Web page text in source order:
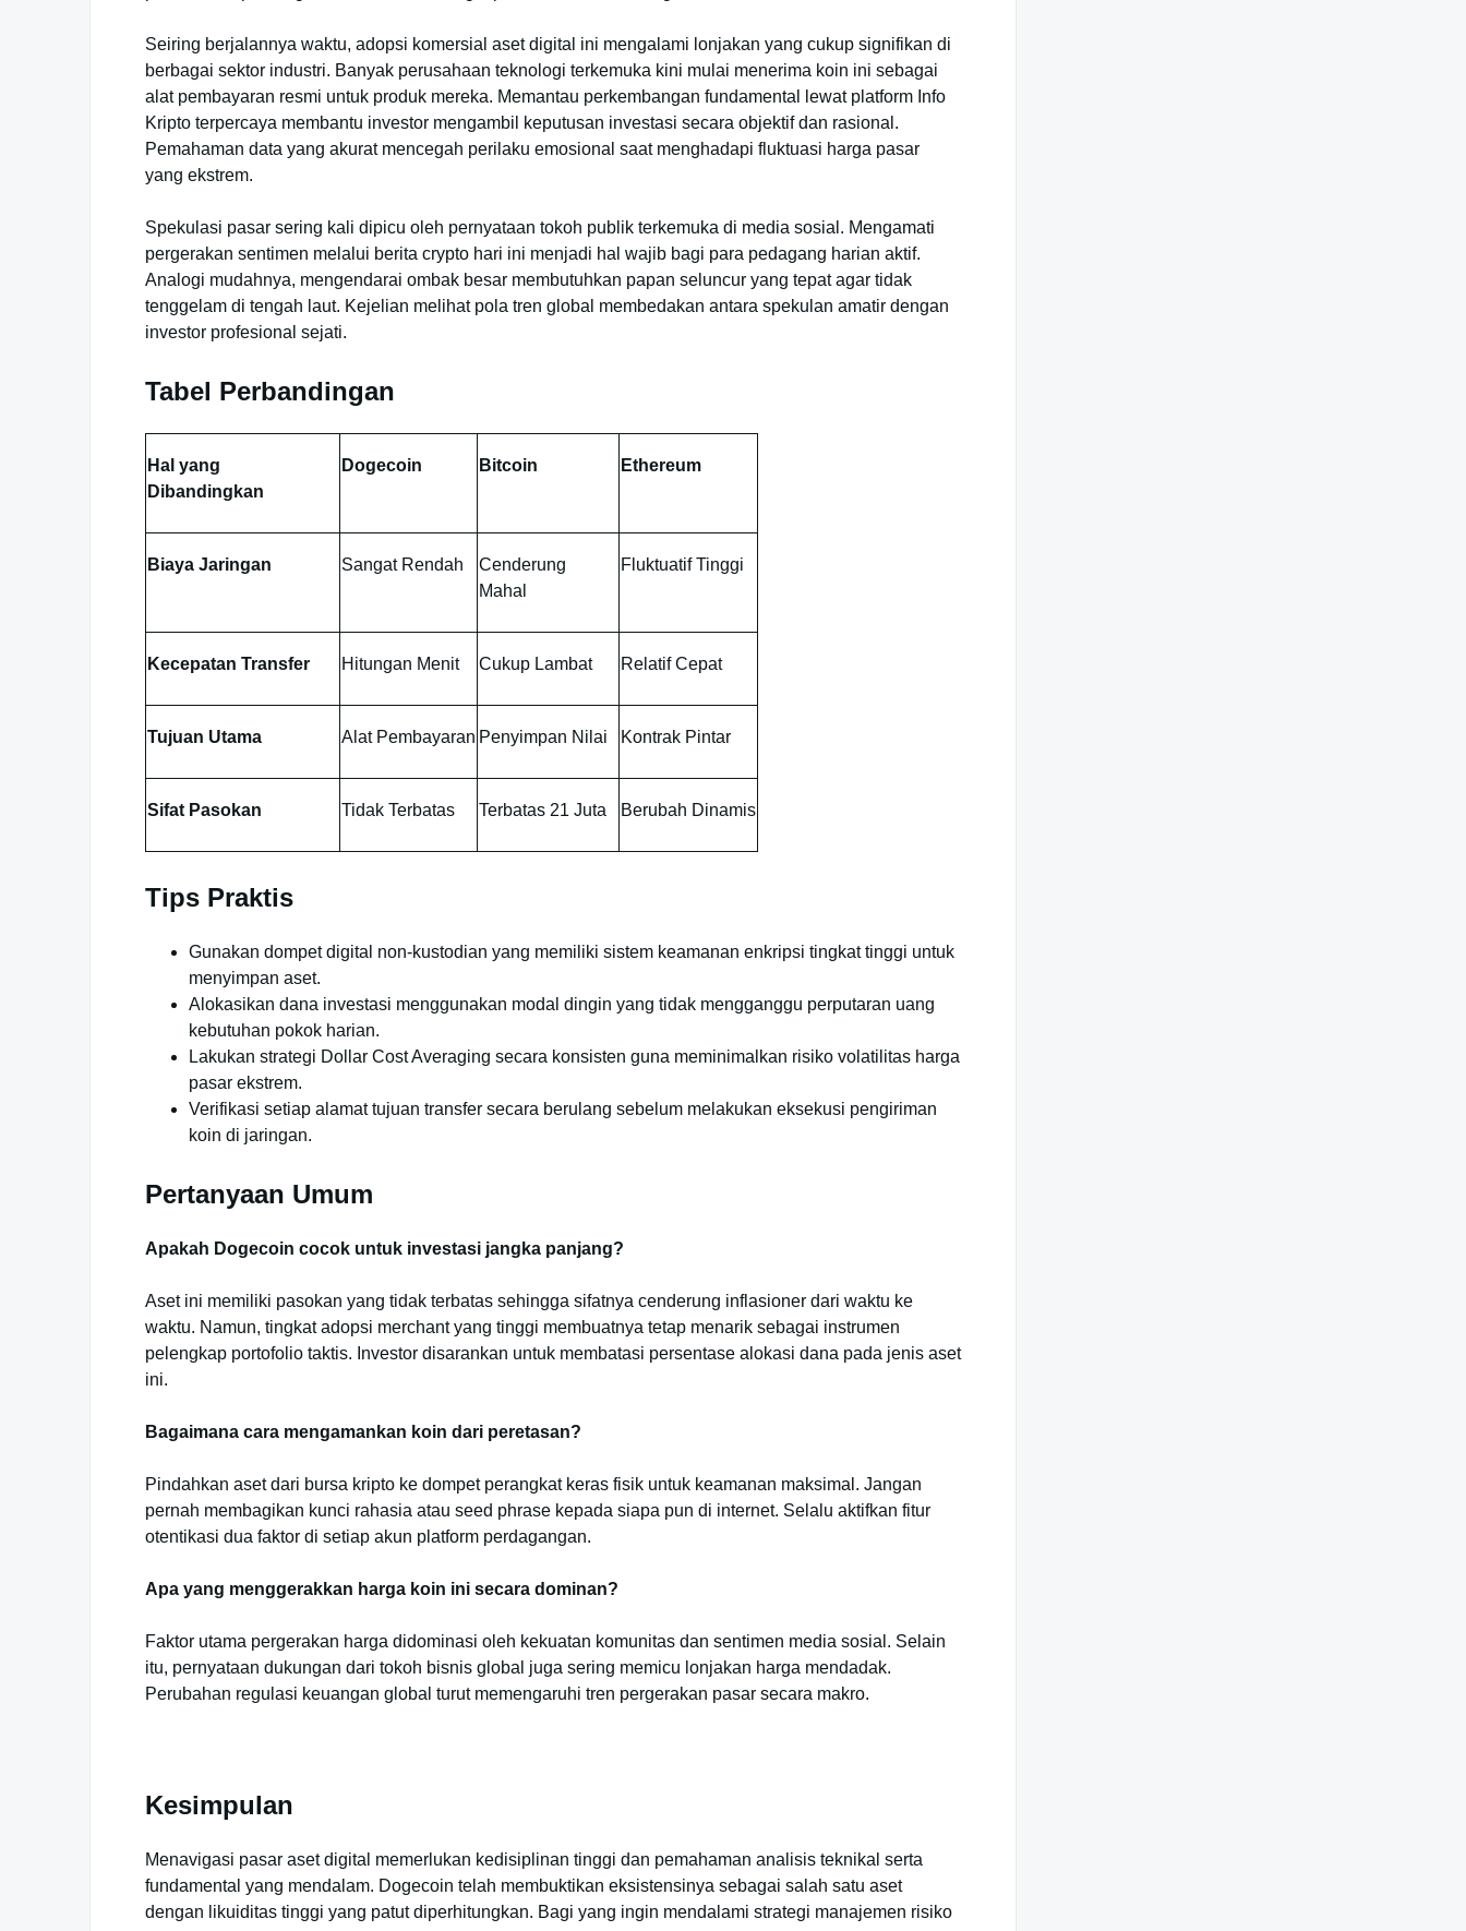
Seiring berjalannya waktu, adopsi komersial aset digital ini mengalami lonjakan yang cukup signifikan di
berbagai sektor industri. Banyak perusahaan teknologi terkemuka kini mulai menerima koin ini sebagai
alat pembayaran resmi untuk produk mereka. Memantau perkembangan fundamental lewat platform Info
Kripto terpercaya membantu investor mengambil keputusan investasi secara objektif dan rasional.
Pemahaman data yang akurat mencegah perilaku emosional saat menghadapi fluktuasi harga pasar
yang ekstrem.
Spekulasi pasar sering kali dipicu oleh pernyataan tokoh publik terkemuka di media sosial. Mengamati
pergerakan sentimen melalui berita crypto hari ini menjadi hal wajib bagi para pedagang harian aktif.
Analogi mudahnya, mengendarai ombak besar membutuhkan papan seluncur yang tepat agar tidak
tenggelam di tengah laut. Kejelian melihat pola tren global membedakan antara spekulan amatir dengan
investor profesional sejati.
Tabel Perbandingan
Hal yang
Dibandingkan
Dogecoin Bitcoin Ethereum
Biaya Jaringan Sangat Rendah
Cenderung
Mahal
Fluktuatif Tinggi
Kecepatan Transfer Hitungan Menit Cukup Lambat Relatif Cepat
Tujuan Utama Alat Pembayaran Penyimpan Nilai Kontrak Pintar
Sifat Pasokan Tidak Terbatas Terbatas 21 Juta Berubah Dinamis
Tips Praktis
Gunakan dompet digital non-kustodian yang memiliki sistem keamanan enkripsi tingkat tinggi untuk
menyimpan aset.
Alokasikan dana investasi menggunakan modal dingin yang tidak mengganggu perputaran uang
kebutuhan pokok harian.
Lakukan strategi Dollar Cost Averaging secara konsisten guna meminimalkan risiko volatilitas harga
pasar ekstrem.
Verifikasi setiap alamat tujuan transfer secara berulang sebelum melakukan eksekusi pengiriman
koin di jaringan.
Pertanyaan Umum
Apakah Dogecoin cocok untuk investasi jangka panjang?
Aset ini memiliki pasokan yang tidak terbatas sehingga sifatnya cenderung inflasioner dari waktu ke
waktu. Namun, tingkat adopsi merchant yang tinggi membuatnya tetap menarik sebagai instrumen
pelengkap portofolio taktis. Investor disarankan untuk membatasi persentase alokasi dana pada jenis aset
ini.
Bagaimana cara mengamankan koin dari peretasan?
Pindahkan aset dari bursa kripto ke dompet perangkat keras fisik untuk keamanan maksimal. Jangan
pernah membagikan kunci rahasia atau seed phrase kepada siapa pun di internet. Selalu aktifkan fitur
otentikasi dua faktor di setiap akun platform perdagangan.
Apa yang menggerakkan harga koin ini secara dominan?
Faktor utama pergerakan harga didominasi oleh kekuatan komunitas dan sentimen media sosial. Selain
itu, pernyataan dukungan dari tokoh bisnis global juga sering memicu lonjakan harga mendadak.
Perubahan regulasi keuangan global turut memengaruhi tren pergerakan pasar secara makro.
Kesimpulan
Menavigasi pasar aset digital memerlukan kedisiplinan tinggi dan pemahaman analisis teknikal serta
fundamental yang mendalam. Dogecoin telah membuktikan eksistensinya sebagai salah satu aset
dengan likuiditas tinggi yang patut diperhitungkan. Bagi yang ingin mendalami strategi manajemen risiko